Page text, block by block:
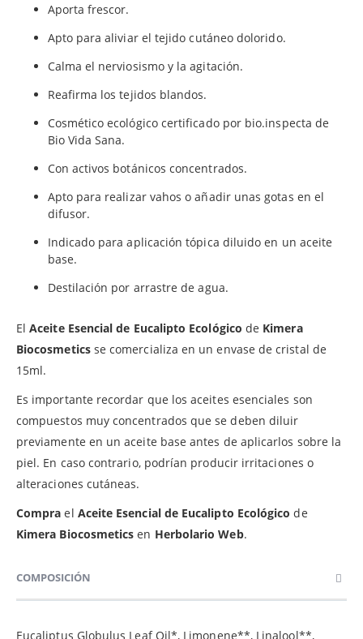
Aporta frescor.
Apto para aliviar el tejido cutáneo dolorido.
Calma el nerviosismo y la agitación.
Reafirma los tejidos blandos.
Cosmético ecológico certificado por bio.inspecta de
Bio Vida Sana.
Con activos botánicos concentrados.
Apto para realizar vahos o añadir unas gotas en el
difusor.
Indicado para aplicación tópica diluido en un aceite
base.
Destilación por arrastre de agua.
ElAceite Esencial de Eucalipto Ecológico de Kimera
Biocosmeticsse comercializa en un envase de cristal de
15ml.
Es importante recordar que los aceites esenciales son
compuestos muy concentrados que se deben diluir
previamente en un aceite base antes de aplicarlos sobre la
piel. En caso contrario, podrían producir irritaciones o
alteraciones cutáneas.
Compra el Aceite Esencial de Eucalipto Ecológico de
Kimera Biocosmetics en Herbolario Web.
COMPOSICIÓN
Eucaliptus Globulus Leaf Oil*, Limonene**, Linalool**,